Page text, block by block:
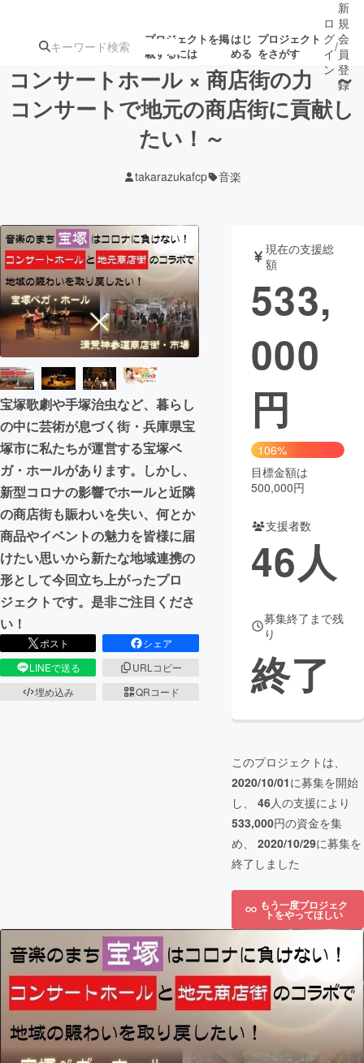
プロジェクトを掲
載するには
はじ
める
プロジェクト
をさがす
注目の新着プロ 募集終了が近いプ
テクノロジー・ガジェット
映像・映画 書籍・雑誌
ビジネス・起業 チャレンジ
まちづくり・地域活性化
CAMPFIRE for Social Good
CAMPFIRE Creation
CAMPFIREふるさと納税
コミュニティ
ロ
グ
イ
ン
/
新
規
会
員
登
録
コンサートホール × 商店街の力 ～
コンサートで地元の商店街に貢献し
たい！～
takarazukafcp 音楽
宝塚歌劇や手塚治虫など、暮らし
の中に芸術が息づく街・兵庫県宝
塚市に私たちが運営する宝塚ベ
ガ・ホールがあります。しかし、
新型コロナの影響でホールと近隣
の商店街も賑わいを失い、何とか
商品やイベントの魅力を皆様に届
けたい思いから新たな地域連携の
形として今回立ち上がったプロ
ジェクトです。是非ご注目くださ
い！
ポスト
シェア
LINEで送る
URLコピー
埋め込み
QRコード
現在の支援総
額
533,
000
円
106%
目標金額は
500,000円
支援者数
46人
募集終了まで残
り
終了
このプロジェクトは、
2020/10/01に募集を開始
し、 46人の支援により
533,000円の資金を集
め、 2020/10/29に募集を
終了しました
もう一度プロジェク
トをやってほしい